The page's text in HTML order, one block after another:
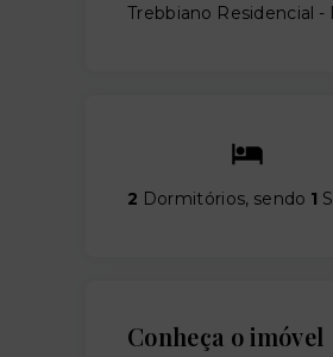
Trebbiano Residencial -
2 Dormitórios, sendo 1
Conheça o imóvel